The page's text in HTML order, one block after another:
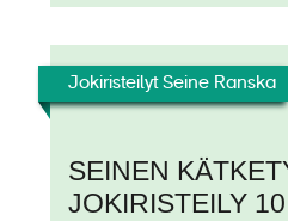
CroisiEurope©Oliver
Jokiristeilyt Seine Ranska
SEINEN
JOKIRISTEILY